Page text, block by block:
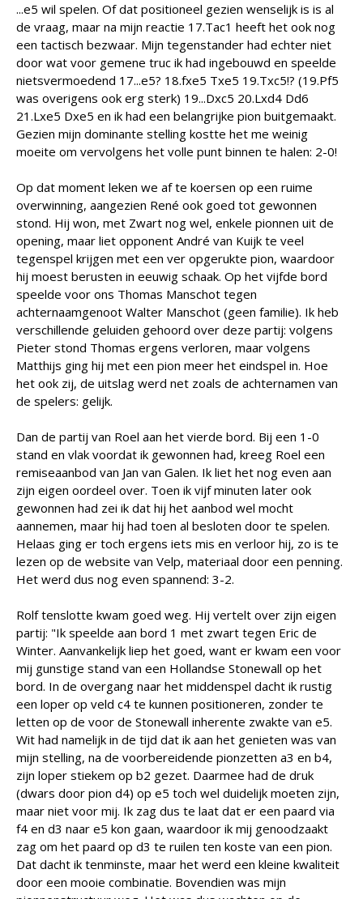
...e5 wil spelen. Of dat positioneel gezien wenselijk is is al
de vraag, maar na mijn reactie 17.Tac1 heeft het ook nog
een tactisch bezwaar. Mijn tegenstander had echter niet
door wat voor gemene truc ik had ingebouwd en speelde
nietsvermoedend 17...e5? 18.fxe5 Txe5 19.Txc5!? (19.Pf5
was overigens ook erg sterk) 19...Dxc5 20.Lxd4 Dd6
21.Lxe5 Dxe5 en ik had een belangrijke pion buitgemaakt.
Gezien mijn dominante stelling kostte het me weinig
moeite om vervolgens het volle punt binnen te halen: 2-0!
Op dat moment leken we af te koersen op een ruime
overwinning, aangezien René ook goed tot gewonnen
stond. Hij won, met Zwart nog wel, enkele pionnen uit de
opening, maar liet opponent André van Kuijk te veel
tegenspel krijgen met een ver opgerukte pion, waardoor
hij moest berusten in eeuwig schaak. Op het vijfde bord
speelde voor ons Thomas Manschot tegen
achternaamgenoot Walter Manschot (geen familie). Ik heb
verschillende geluiden gehoord over deze partij: volgens
Pieter stond Thomas ergens verloren, maar volgens
Matthijs ging hij met een pion meer het eindspel in. Hoe
het ook zij, de uitslag werd net zoals de achternamen van
de spelers: gelijk.
Dan de partij van Roel aan het vierde bord. Bij een 1-0
stand en vlak voordat ik gewonnen had, kreeg Roel een
remiseaanbod van Jan van Galen. Ik liet het nog even aan
zijn eigen oordeel over. Toen ik vijf minuten later ook
gewonnen had zei ik dat hij het aanbod wel mocht
aannemen, maar hij had toen al besloten door te spelen.
Helaas ging er toch ergens iets mis en verloor hij, zo is te
lezen op de website van Velp, materiaal door een penning.
Het werd dus nog even spannend: 3-2.
Rolf tenslotte kwam goed weg. Hij vertelt over zijn eigen
partij: "Ik speelde aan bord 1 met zwart tegen Eric de
Winter. Aanvankelijk liep het goed, want er kwam een voor
mij gunstige stand van een Hollandse Stonewall op het
bord. In de overgang naar het middenspel dacht ik rustig
een loper op veld c4 te kunnen positioneren, zonder te
letten op de voor de Stonewall inherente zwakte van e5.
Wit had namelijk in de tijd dat ik aan het genieten was van
mijn stelling, na de voorbereidende pionzetten a3 en b4,
zijn loper stiekem op b2 gezet. Daarmee had de druk
(dwars door pion d4) op e5 toch wel duidelijk moeten zijn,
maar niet voor mij. Ik zag dus te laat dat er een paard via
f4 en d3 naar e5 kon gaan, waardoor ik mij genoodzaakt
zag om het paard op d3 te ruilen ten koste van een pion.
Dat dacht ik tenminste, maar het werd een kleine kwaliteit
door een mooie combinatie. Bovendien was mijn